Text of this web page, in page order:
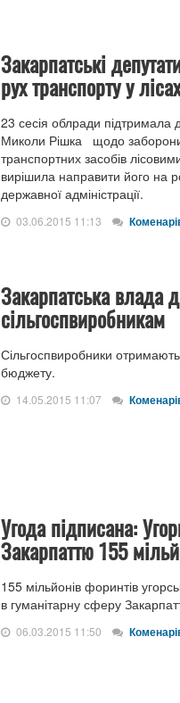
Закарпатські
рух транспорту у
23 сесія облради підтримала
Миколи Рішка щодо
транспортних засобів
вирішила направити його на
державної адміністрації.
03.06.2015 11:13
Закарпатська влада
сільгоспвиробникам
Сільгоспвиробники
бюджету.
14.05.2015 11:07
Угода підписана:
Закарпаттю 155
155 мільйонів форинтів
в гуманітарну сферу
06.03.2015 11:50